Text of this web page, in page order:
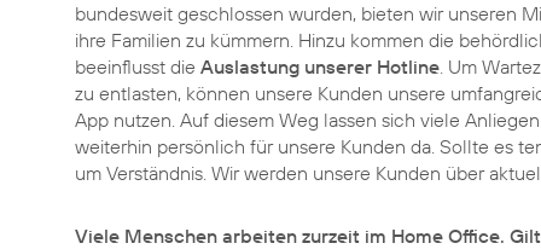
bundesweit geschlossen wurden, bieten wir unseren
ihre Familien zu kümmern. Hinzu kommen die
beeinflusst die Auslastung unserer Hotline. Um
zu entlasten, können unsere Kunden unsere
App nutzen. Auf diesem Weg lassen sich viele
weiterhin persönlich für unsere Kunden da. Sollte es
um Verständnis. Wir werden unsere Kunden über
Viele Menschen arbeiten zurzeit im Home Office. Gilt